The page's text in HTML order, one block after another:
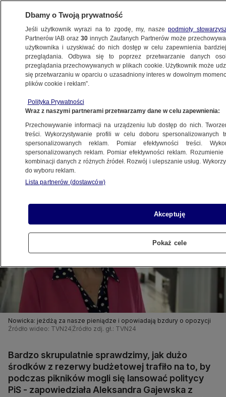
POLSKA
środków. "Jeżdżą za nasze pieniądze
i opowiadają bzdury"
4.08.2023, 12:22
Udostępnij
Nowicka: jeżdżą za nasze pieniądze i opowiadają bzdury o opozycji
Źródło wideo: TVN24 Źródło zdj. gł.: TVN24
Bardzo skrupulatnie sprawdzimy, jak dużo
środków z rezerwy budżetowej trafiło na to, by
podczas pikników mogli się lansować politycy
PiS - zapowiedziała Aleksandra Gajewska z
Dbamy o Twoją prywatność
Jeśli użytkownik wyrazi na to zgodę, my, naszepodmioty
Partnerów IAB oraz30 innych Zaufanych Partnerów może
użytkownika i uzyskiwać do nich dostęp w celu zapewnienia
przeglądania. Odbywa się to poprzez przetwarzanie danych
przeglądania przechowywanych w plikach cookie. Użytkownik może
się przetwarzaniu w oparciu o uzasadniony interes w dowolnym
plików cookie i reklam”.
Polityka Prywatności
Wraz z naszymi partnerami przetwarzamy dane w celu zapewnienia:
Przechowywanie informacji na urządzeniu lub dostęp do nich.
treści. Wykorzystywanie profili w celu doboru spersonalizowanych
spersonalizowanych reklam. Pomiar efektywności treści.
spersonalizowanych reklam. Pomiar efektywności reklam.
kombinacji danych z różnych źródeł. Rozwój i ulepszanie usług.
do wyboru reklam.
Lista partnerów (dostawców)
Akceptuję
Pokaż cele